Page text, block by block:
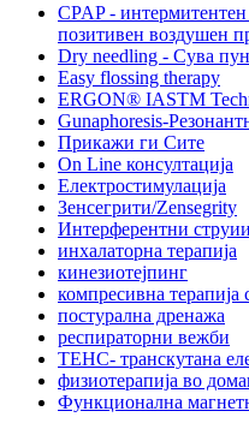
CPAP -
позитивен воздушен
Dry needling - Сува
Easy flossing therapy
ERGON® IASTM
Gunaphoresis-
Прикажи ги Сите
On Line консултација
Електростимулација
Зенсегрити/Zensegrity
Интерферентни струии
инхалаторна терапија
кинезиотејпинг
компресивна терапија
постурална дренажа
респираторни вежби
ТЕНС- транскутана
физиотерапија во
Функционална